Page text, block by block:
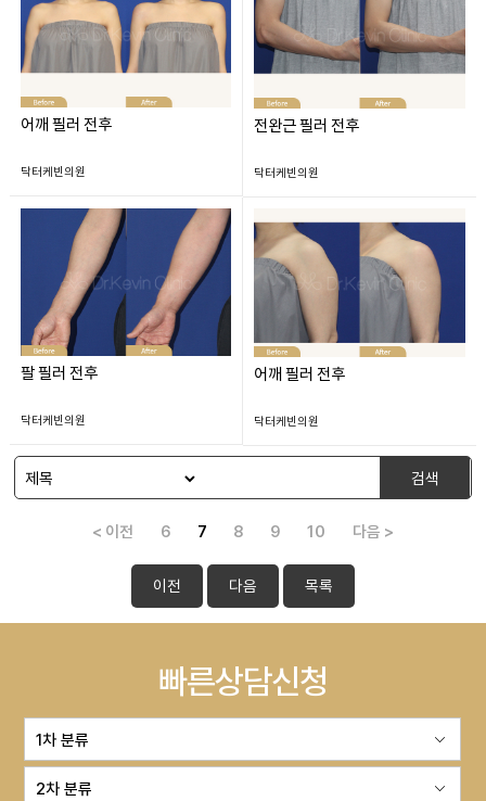
어깨 필러 전후
닥터케빈의원
전완근 필러 전후
닥터케빈의원
팔 필러 전후
닥터케빈의원
어깨 필러 전후
닥터케빈의원
검색
< 이전 6 7 8 9 10 다음 >
이전 다음 목록
빠른상담신청